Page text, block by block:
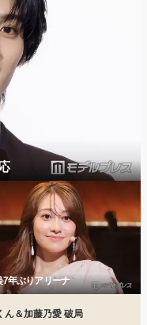
7年ぶりアリーナ
ん＆加藤乃愛 破局